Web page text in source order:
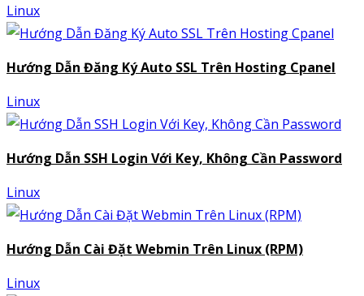
Linux
Hướng Dẫn Đăng Ký Auto SSL Trên Hosting Cpanel
Linux
Hướng Dẫn SSH Login Với Key, Không Cần Password
Linux
Hướng Dẫn Cài Đặt Webmin Trên Linux (RPM)
Linux